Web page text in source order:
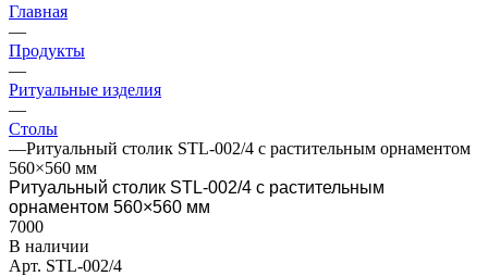
Главная
—
Продукты
—
Ритуальные изделия
—
Столы
—Ритуальный столик STL-002/4 с растительным орнаментом
560×560 мм
Ритуальный столик STL-002/4 с растительным
орнаментом 560×560 мм
7000
В наличии
Арт. STL-002/4